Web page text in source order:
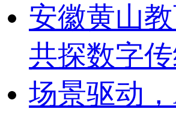
安徽黄山
共探数字
场景驱动